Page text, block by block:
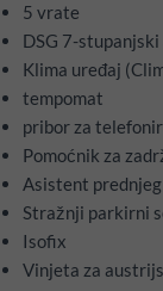
5 vrate
DSG 7-
Klima uređaj
tempomat
pribor za
Pomoćnik za
Asistent
Stražnji parkirni
Isofix
Vinjeta za